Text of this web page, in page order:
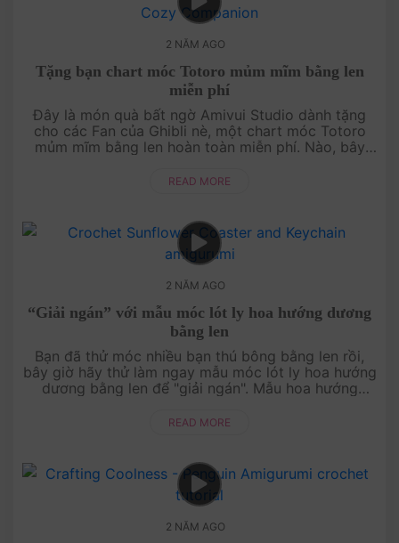
2 NĂM AGO
Tặng bạn chart móc Totoro mủm mĩm bằng len
miễn phí
Đây là món quà bất ngờ Amivui Studio dành tặng
cho các Fan của Ghibli nè, một chart móc Totoro
mủm mĩm bằng len hoàn toàn miễn phí. Nào, bây
To....
READ MORE
2 NĂM AGO
“Giải ngán” với mẫu móc lót ly hoa hướng dương
bằng len
Bạn đã thử móc nhiều bạn thú bông bằng len rồi,
bây giờ hãy thử làm ngay mẫu móc lót ly hoa hướng
dương bằng len để "giải ngán". Mẫu hoa hướng
thật sự chăm chú khi thực ....
READ MORE
2 NĂM AGO